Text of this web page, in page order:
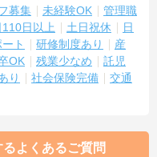
募集 未経験OK
管理職
日以上 土日祝休
日
ト 研修制度あり
産
OK 残業少なめ
託児
り 社会保険完備
交通
よくあるご質問